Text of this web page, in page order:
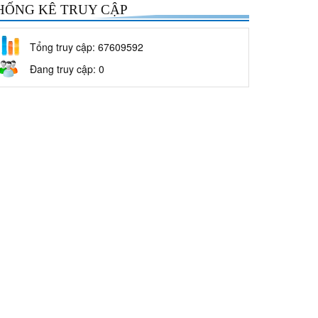
KÊ TRUY CẬP
Tổng truy cập: 67609592
Đang truy cập: 0